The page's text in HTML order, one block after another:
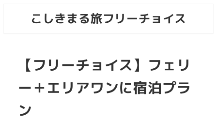
こしきまる旅フリーチョイス
【フリーチョイス】フェリ
ー＋エリアワンに宿泊プラ
ン